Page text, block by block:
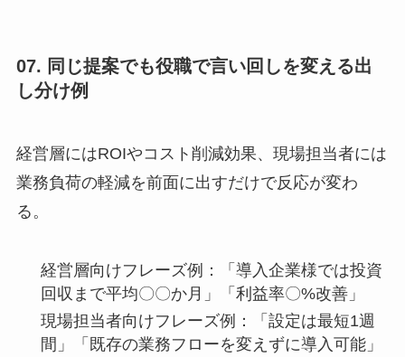
07. 同じ提案でも役職で言い回しを変える出
し分け例
経営層にはROIやコスト削減効果、現場担当者には
業務負荷の軽減を前面に出すだけで反応が変わ
る。
経営層向けフレーズ例：「導入企業様では投資
回収まで平均〇〇か月」「利益率〇%改善」
現場担当者向けフレーズ例：「設定は最短1週
間」「既存の業務フローを変えずに導入可能」